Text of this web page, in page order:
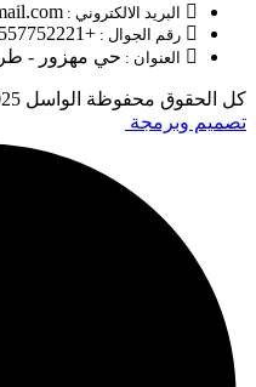
البريد الالكتروني :
رقم الجوال : +966557752221
العنوان : حي مهزور -
كل الحقوق محفوظة الواسل 2025
تصميم وبرمجة